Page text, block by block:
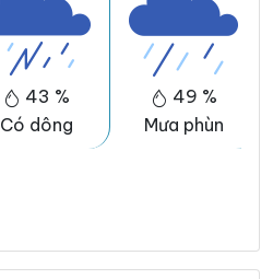
43 %
Có dông
49 %
Mưa phùn